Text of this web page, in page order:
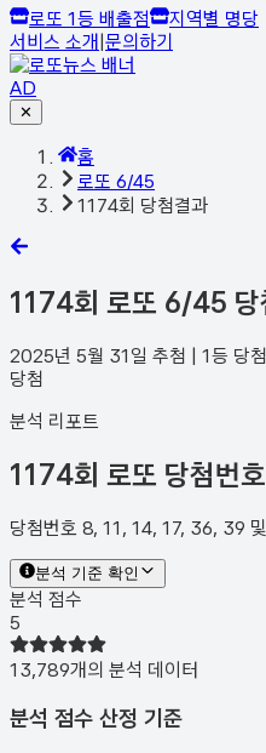
로또 1등 배출점
지역별 명당
서비스 소개|문의하기
AD
✕
홈
로또 6/45
1174회 당첨결과
1174회 로또 6/45 당
2025년 5월 31일 추첨 | 1등 당
당첨
분석 리포트
1174회 로또 당첨번
당첨번호 8, 11, 14, 17, 36, 39
분석 기준 확인
분석 점수
5
13,789개의 분석 데이터
분석 점수 산정 기준